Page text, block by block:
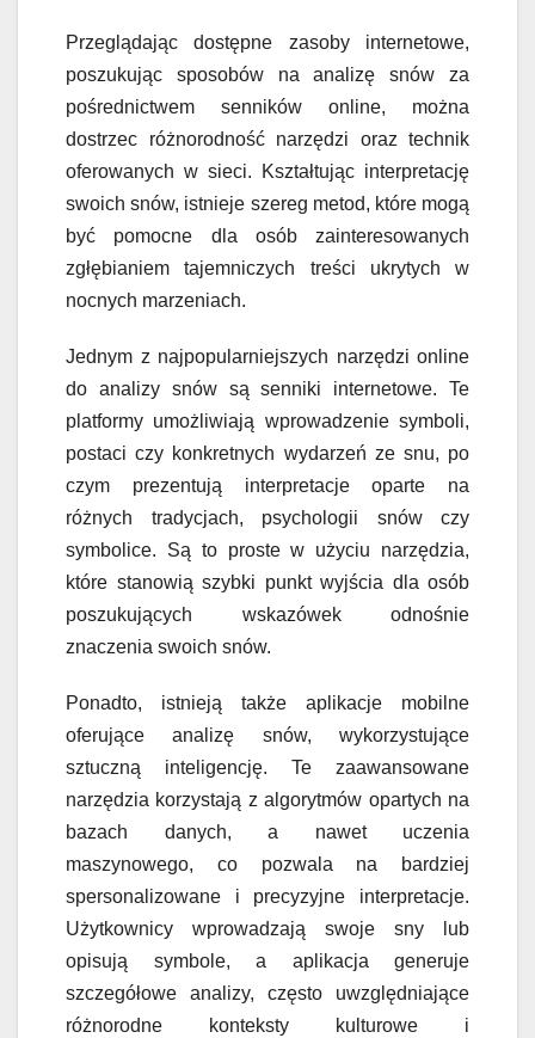
Przeglądając dostępne zasoby internetowe,
poszukując sposobów na analizę snów za
pośrednictwem senników online, można
dostrzec różnorodność narzędzi oraz technik
oferowanych w sieci. Kształtując interpretację
swoich snów, istnieje szereg metod, które mogą
być pomocne dla osób zainteresowanych
zgłębianiem tajemniczych treści ukrytych w
nocnych marzeniach.
Jednym z najpopularniejszych narzędzi online
do analizy snów są senniki internetowe. Te
platformy umożliwiają wprowadzenie symboli,
postaci czy konkretnych wydarzeń ze snu, po
czym prezentują interpretacje oparte na
różnych tradycjach, psychologii snów czy
symbolice. Są to proste w użyciu narzędzia,
które stanowią szybki punkt wyjścia dla osób
poszukujących wskazówek odnośnie
znaczenia swoich snów.
Ponadto, istnieją także aplikacje mobilne
oferujące analizę snów, wykorzystujące
sztuczną inteligencję. Te zaawansowane
narzędzia korzystają z algorytmów opartych na
bazach danych, a nawet uczenia
maszynowego, co pozwala na bardziej
spersonalizowane i precyzyjne interpretacje.
Użytkownicy wprowadzają swoje sny lub
opisują symbole, a aplikacja generuje
szczegółowe analizy, często uwzględniające
różnorodne konteksty kulturowe i